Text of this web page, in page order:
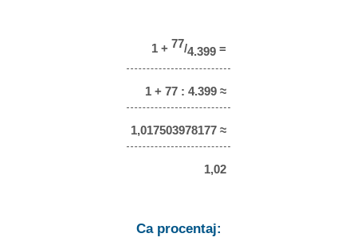
1 + 77/4.399 =
1 + 77 : 4.399 ≈
1,017503978177 ≈
1,02
Ca procentaj: